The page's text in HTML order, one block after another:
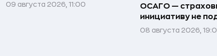
09 августа 2026, 11:00
ОСАГО —
инициативу не
08 августа 2026,